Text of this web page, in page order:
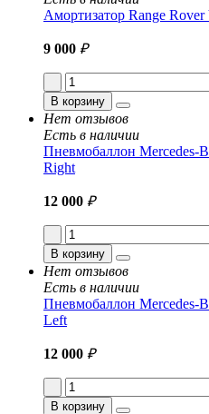
Амортизатор Range
9 000 ₽
В корзину
Нет отзывов
Есть в наличии
Пневмобаллон Mercedes-
Right
12 000 ₽
В корзину
Нет отзывов
Есть в наличии
Пневмобаллон Mercedes-
Left
12 000 ₽
В корзину